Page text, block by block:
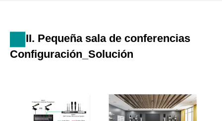
II. Pequeña sala de conferencias
Configuración_Solución